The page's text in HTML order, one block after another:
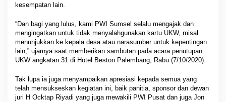
kesempatan lain.
“Dan bagi yang lulus, kami PWI Sumsel selalu mengajak dan
mengingatkan untuk tidak menyalahgunakan kartu UKW, misal
menunjukkan ke kepala desa atau narasumber untuk kepentingan
lain,” ujarnya saat memberikan sambutan pada acara penutupan
UKW angkatan 31 di Hotel Beston Palembang, Rabu (7/10/2020).
Tak lupa ia juga menyampaikan apresiasi kepada semua yang
telah mensukseskan kegiatan ini, baik panitia, sponsor dan dewan
juri H Ocktap Riyadi yang juga mewakili PWI Pusat dan juga Jon